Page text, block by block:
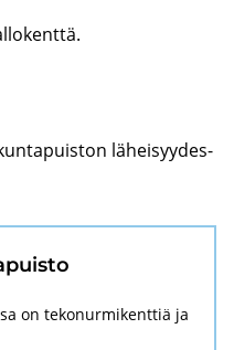
lä­hei­syy­des­
on tekonurmikenttiä ja